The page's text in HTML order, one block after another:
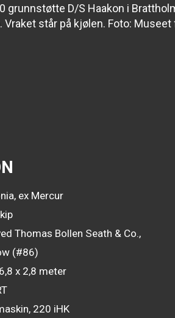
grunnstøtte D/S Haakon i
står på kjølen. Foto:
ex Mercur
Thomas Bollen Seath & Co.,
(#86)
x 2,8 meter
220 iHK